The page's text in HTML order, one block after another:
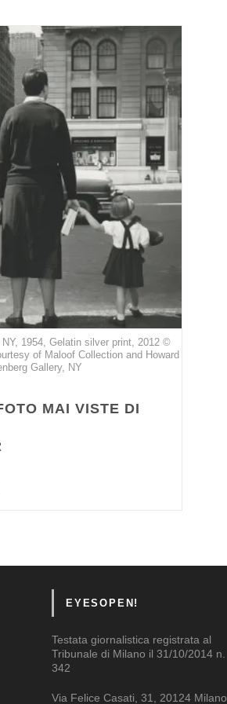
1954, Gelatin silver print, 2012 ©
of Maloof Collection and Howard
Gallery, NY
MAI VISTE DI
EYESOPEN!
Testata giornalistica registrata al
Tribunale di Milano il 31/10/2014 n.
342
Via Felice Casati, 31, 20124 Milano